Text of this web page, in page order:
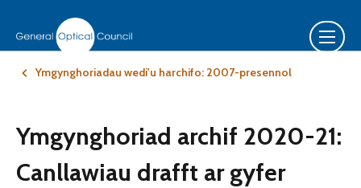
Ymgynghoriadau wedi'u harchifo: 2007-presennol
Ymgynghoriad archif 2020-21:
Canllawiau drafft ar gyfer